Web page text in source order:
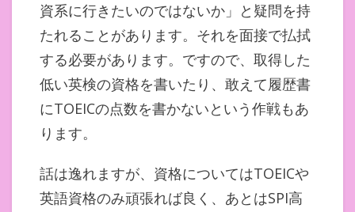
資系に行きたいのではないか」と疑問を持
たれることがあります。それを面接で払拭
する必要があります。ですので、取得した
低い英検の資格を書いたり、敢えて履歴書
にTOEICの点数を書かないという作戦もあ
ります。
話は逸れますが、資格についてはTOEICや
英語資格のみ頑張れば良く、あとはSPI高